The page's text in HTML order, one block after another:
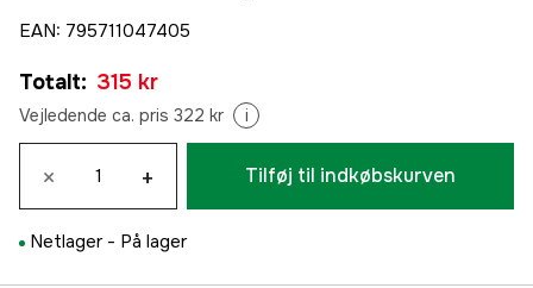
EAN: 795711047405
Totalt: 315 kr
Vejledende ca. pris 322 kr i
× + Tilføj til indkøbskurven
Netlager - På lager